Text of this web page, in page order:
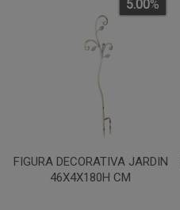
FIGURA DECORATIVA JARDIN
46X4X180H CM
5.00%